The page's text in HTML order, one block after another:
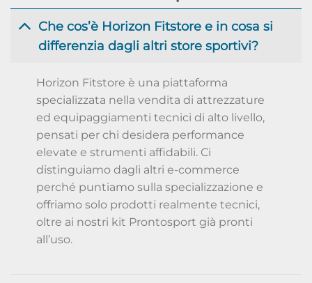
Che cos’è Horizon Fitstore e in cosa si
differenzia dagli altri store sportivi?
Horizon Fitstore è una piattaforma
specializzata nella vendita di attrezzature
ed equipaggiamenti tecnici di alto livello,
pensati per chi desidera performance
elevate e strumenti affidabili. Ci
distinguiamo dagli altri e-commerce
perché puntiamo sulla specializzazione e
offriamo solo prodotti realmente tecnici,
oltre ai nostri kit Prontosport già pronti
all’uso.